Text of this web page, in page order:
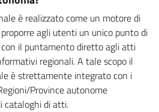
è realizzato come un motore di
agli utenti un unico punto di
il puntamento diretto agli atti
regionali. A tale scopo il
è strettamente integrato con i
Province autonome
cataloghi di atti.